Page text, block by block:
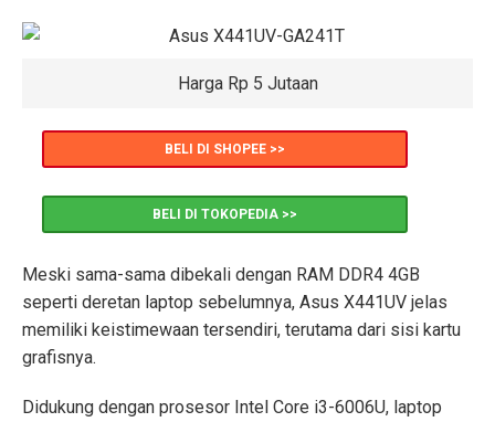
Harga Rp 5 Jutaan
BELI DI SHOPEE >>
BELI DI TOKOPEDIA >>
Meski sama-sama dibekali dengan RAM DDR4 4GB
seperti deretan laptop sebelumnya, Asus X441UV jelas
memiliki keistimewaan tersendiri, terutama dari sisi kartu
grafisnya.
Didukung dengan prosesor Intel Core i3-6006U, laptop